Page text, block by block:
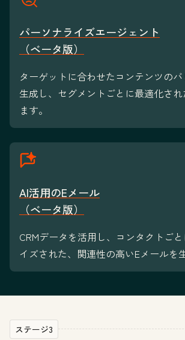
パーソナライズエージェント
（ベータ版）
ターゲットに合わせたコンテンツの
生成し、セグメントごとに最適化さ
ます。
AI活用のEメール
（ベータ版）
CRMデータを活用し、コンタクトご
イズされた、関連性の高いEメールを
ステージ3